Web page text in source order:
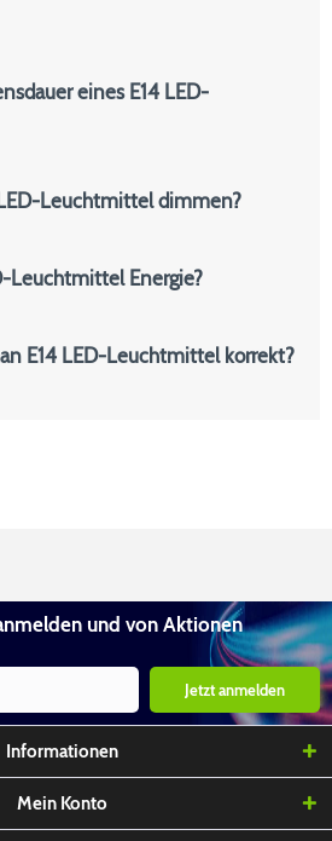
eines E14 LED-
Leuchtmittel dimmen?
Leuchtmittel Energie?
E14 LED-Leuchtmittel korrekt?
und von Aktionen
Jetzt anmelden
Informationen
Mein Konto